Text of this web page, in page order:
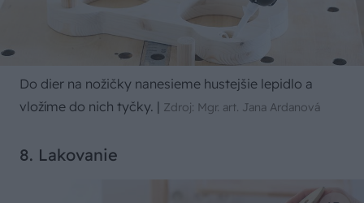
Do dier na nožičky nanesieme hustejšie lepidlo a
vložíme do nich tyčky. | Zdroj: Mgr. art. Jana Ardanová
8. Lakovanie